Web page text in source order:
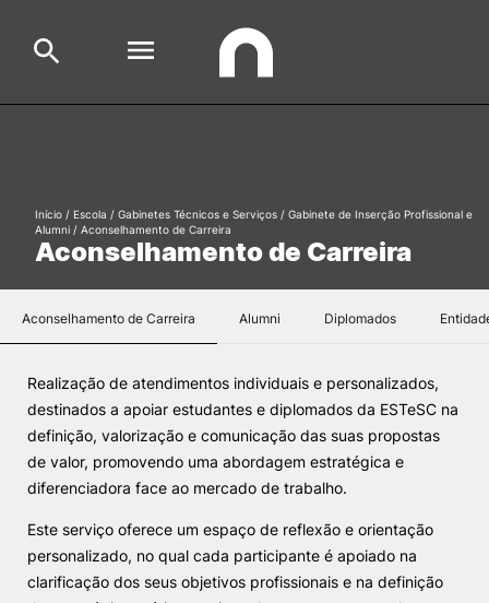
Cursos
Candidato
Cooperação Internacional
©2026 Instituto Politécnico de Coimbra. Todos os direitos reservados.
Formative Offer General
Aconselhamento de Carreira
Início / Escola / Gabinetes Técnicos e Serviços / Gabinete de Inserção Profissional e
Alumni / Aconselhamento de Carreira
Aconselhamento de Carreira Alumni Diplomados
Realização de atendimentos individuais e personalizados,
destinados a apoiar estudantes e diplomados da ESTeSC na
definição, valorização e comunicação das suas propostas
de valor, promovendo uma abordagem estratégica e
diferenciadora face ao mercado de trabalho.
Este serviço oferece um espaço de reflexão e orientação
personalizado, no qual cada participante é apoiado na
clarificação dos seus objetivos profissionais e na definição